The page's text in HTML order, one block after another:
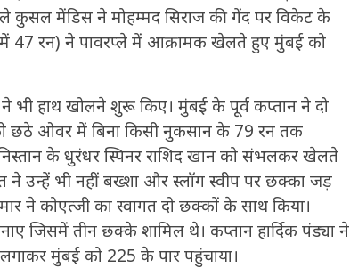
कुसल मेंडिस ने मोहम्मद सिराज की गेंद पर विकेट के
47 रन) ने पावरप्ले में आक्रामक खेलते हुए मुंबई को
भी हाथ खोलने शुरू किए। मुंबई के पूर्व कप्तान ने दो
छठे ओवर में बिना किसी नुकसान के 79 रन तक
के धुरंधर स्पिनर राशिद खान को संभलकर खेलते
उन्हें भी नहीं बख्शा और स्लॉग स्वीप पर छक्का जड़
ने कोएत्जी का स्वागत दो छक्कों के साथ किया।
जिसमें तीन छक्के शामिल थे। कप्तान हार्दिक पंड्या ने
मुंबई को 225 के पार पहुंचाया।